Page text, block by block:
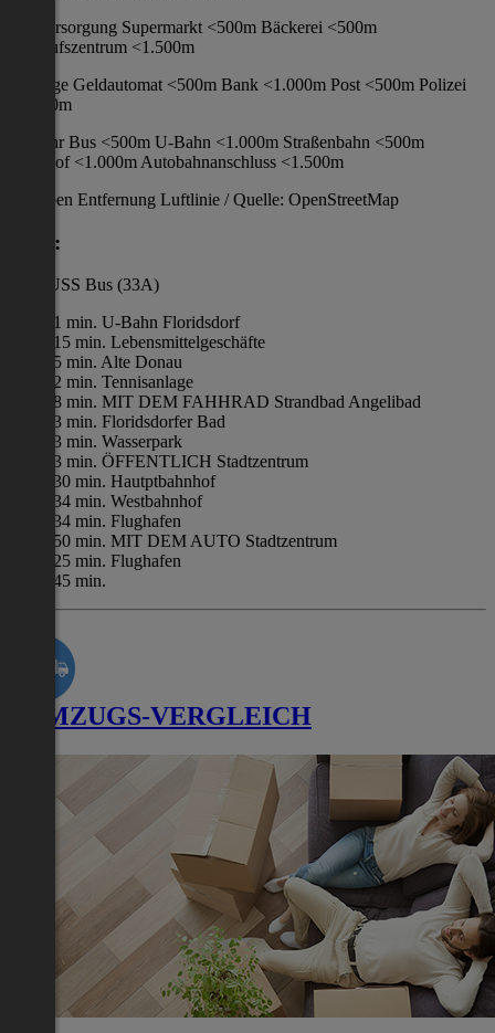
Nahversorgung Supermarkt <500m Bäckerei <500m
Einkaufszentrum <1.500m
Sonstige Geldautomat <500m Bank <1.000m Post <500m Polizei
<1.000m
Verkehr Bus <500m U-Bahn <1.000m Straßenbahn <500m
Bahnhof <1.000m Autobahnanschluss <1.500m
Angaben Entfernung Luftlinie / Quelle: OpenStreetMap
Lage:
ZU FUSS Bus (33A)
1 min. U-Bahn Floridsdorf
15 min. Lebensmittelgeschäfte
5 min. Alte Donau
2 min. Tennisanlage
8 min. MIT DEM FAHHRAD Strandbad Angelibad
3 min. Floridsdorfer Bad
3 min. Wasserpark
3 min. ÖFFENTLICH Stadtzentrum
30 min. Hautptbahnhof
34 min. Westbahnhof
34 min. Flughafen
50 min. MIT DEM AUTO Stadtzentrum
25 min. Flughafen
45 min.
UMZUGS-VERGLEICH